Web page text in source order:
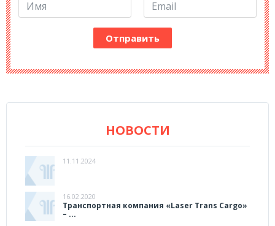
НОВОСТИ
11.11.2024
16.02.2020
Транспортная компания «Laser Trans Cargo»
– ...